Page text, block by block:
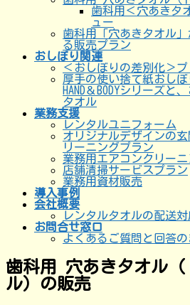
歯科用＜穴あきタ
ュー
歯科用「穴あきタオル
る販売プラン
おしぼり関連
＜おしぼりの差別化＞
厚手の使い捨て紙おし
HAND＆BODYシリーズ
タオル
業務支援
レンタルユニフォーム
オリジナルデザインの
リーニングプラン
業務用エアコンクリー
店舗清掃サービスプラン
業務用資材販売
導入事例
会社概要
レンタルタオルの配送
お問合せ窓口
よくあるご質問と回答の
歯科用 穴あきタオル（
ル）の販売